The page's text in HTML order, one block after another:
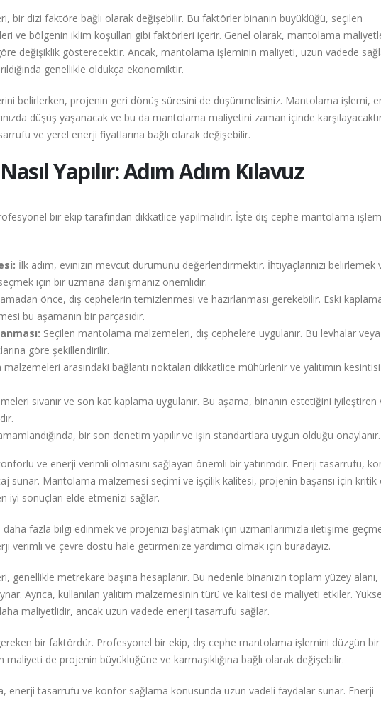
bir dizi faktöre bağlı olarak değişebilir. Bu faktörler binanın büyüklüğü, seçilen
ve bölgenin iklim koşulları gibi faktörleri içerir. Genel olarak, mantolama
değişiklik gösterecektir. Ancak, mantolama işleminin maliyeti, uzun vadede
genellikle oldukça ekonomiktir.
belirlerken, projenin geri dönüş süresini de düşünmelisiniz. Mantolama işlemi,
düşüş yaşanacak ve bu da mantolama maliyetini zaman içinde
ve yerel enerji fiyatlarına bağlı olarak değişebilir.
Yapılır: Adım Adım Kılavuz
bir ekip tarafından dikkatlice yapılmalıdır. İşte dış cephe mantolama
İlk adım, evinizin mevcut durumunu değerlendirmektir. İhtiyaçlarınızı belirlemek
için bir uzmana danışmanız önemlidir.
önce, dış cephelerin temizlenmesi ve hazırlanması gerekebilir. Eski
bu aşamanın bir parçasıdır.
Seçilen mantolama malzemeleri, dış cephelere uygulanır. Bu levhalar veya
göre şekillendirilir.
arasındaki bağlantı noktaları dikkatlice mühürlenir ve yalıtımın
sıvanır ve son kat kaplama uygulanır. Bu aşama, binanın estetiğini iyileştiren
bir son denetim yapılır ve işin standartlara uygun olduğu onaylanır.
ve enerji verimli olmasını sağlayan önemli bir yatırımdır. Enerji tasarrufu,
sunar. Mantolama malzemesi seçimi ve işçilik kalitesi, projenin başarısı için kritik
iyi sonuçları elde etmenizi sağlar.
daha fazla bilgi edinmek ve projenizi başlatmak için uzmanlarımızla iletişime
verimli ve çevre dostu hale getirmenize yardımcı olmak için buradayız.
genellikle metrekare başına hesaplanır. Bu nedenle binanızın toplam yüzey alanı,
Ayrıca, kullanılan yalıtım malzemesinin türü ve kalitesi de maliyeti etkiler.
maliyetlidir, ancak uzun vadede enerji tasarrufu sağlar.
bir faktördür. Profesyonel bir ekip, dış cephe mantolama işlemini düzgün
de projenin büyüklüğüne ve karmaşıklığına bağlı olarak değişebilir.
enerji tasarrufu ve konfor sağlama konusunda uzun vadeli faydalar sunar. Enerji